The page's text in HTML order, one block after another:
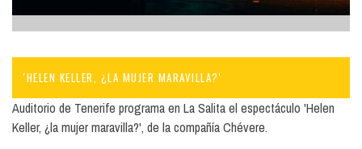
'HELEN KELLER, ¿LA MUJER MARAVILLA?'
Auditorio de Tenerife programa en La Salita el espectáculo 'Helen
Keller, ¿la mujer maravilla?', de la compañía Chévere.